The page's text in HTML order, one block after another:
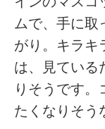
ムで、手に取
がり。キラキ
は、見ている
りそうです。
たくなりそう